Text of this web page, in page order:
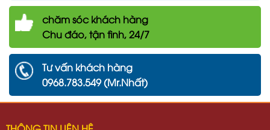
chămsóc khách hàng
Chu đáo, tận tình, 24/7
Tư vấn khách hàng
0968.783.549 (Mr.Nhất)